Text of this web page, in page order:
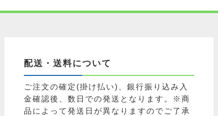
配送・送料について
ご注文の確定(掛け払い)、銀行振り込み入
金確認後、数日での発送となります。※商
品によって発送日が異なりますのでご了承